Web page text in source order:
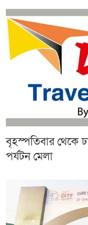
বৃহস্পতিবার থেকে
পর্যটন মেলা